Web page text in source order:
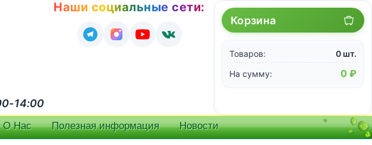
14:00
Наши социальные сети:
Корзина
Товаров:
0 шт.
На сумму:
0 ₽
О Нас Полезная информация Новости